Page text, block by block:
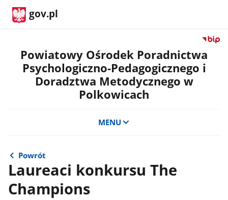
gov.pl
Przejdź
do
Powiatowy Ośrodek Poradnictwa
Psychologiczno-Pedagogicznego i
Doradztwa Metodycznego w
Polkowicach
MENU
Powrót
Laureaci konkursu The
Champions